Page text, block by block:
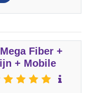
Fiber +
+ Mobile